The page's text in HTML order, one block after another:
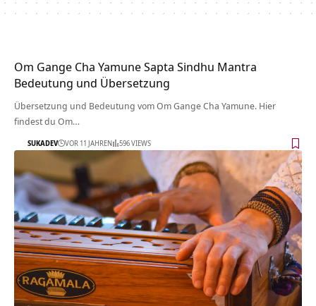
Om Gange Cha Yamune Sapta Sindhu Mantra
Bedeutung und Übersetzung
Übersetzung und Bedeutung vom Om Gange Cha Yamune. Hier
findest du Om…
SUKADEV VOR 11 JAHREN 596 VIEWS